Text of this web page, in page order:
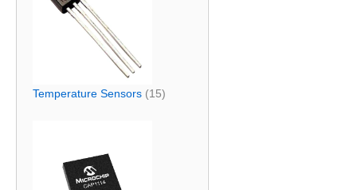
Temperature Sensors (15)